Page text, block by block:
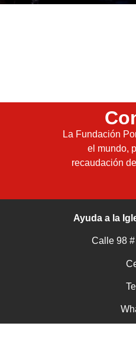
La Fundación
el mundo,
recaudación
Ayuda a la
Calle 98